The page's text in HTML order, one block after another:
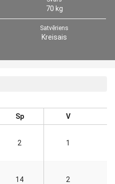
70 kg
Satvēriens
Kreisais
Sp V
2 1
14 2